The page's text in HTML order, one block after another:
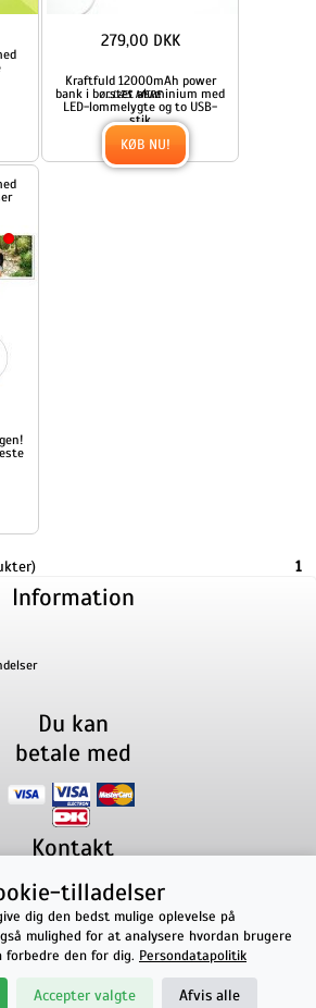
Kraftfuld 12000mAh power
bank i børstet aluminium med
LED-lommelygte og to USB-
stik
...LÆS MERE
279,00 DKK
KØB NU!
1
Information
Du kan
betale med
Kontakt
Kær 29280 Storvorde
33182805 | E-mail: kontakt@imania.dk
Telefon:+45 23618990
hos kunderne!
på Facebook
tilladelser
dig den bedst mulige oplevelse på
mulighed for at analysere hvordan brugere
forbedre den for dig. Persondatapolitik
Accepter valgte Afvis alle